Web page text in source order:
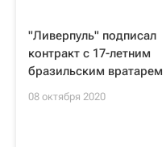
"Ливерпуль" подписал
контракт с 17-летним
бразильским вратарем
08 октября 2020